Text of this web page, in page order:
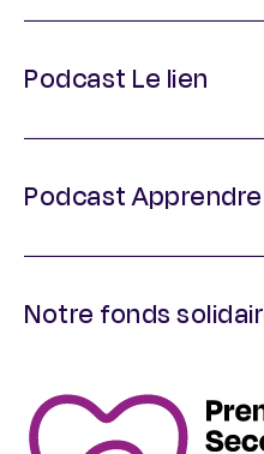
Podcast Le lien
Podcast
Notre fonds